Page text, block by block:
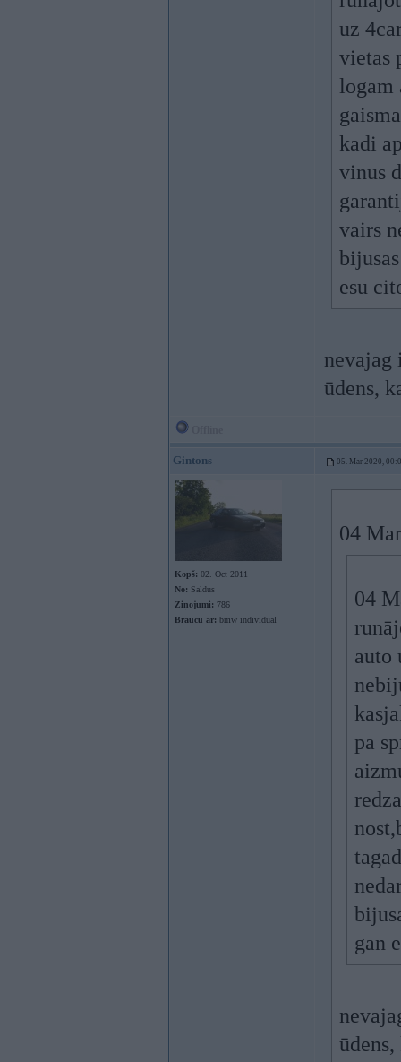
uz
vietas
logam
kadi
vinus
vairs
esu
ūdens,
Gintons 05. Mar 2020,
Kopš: 02. Oct 2011
No: Saldus
Ziņojumi: 786
Braucu ar: bmw individual
04
04
auto
pa
gan